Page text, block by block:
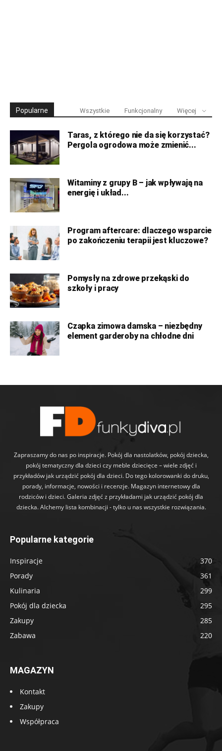
Popularne Wszystkie Funkcjonalny Więcej
Taras, z którego nie da się korzystać?
Pergola ogrodowa może zmienić...
Witaminy z grupy B – jak wpływają na
energię i układ...
Program aftercare: dlaczego wsparcie
po zakończeniu terapii jest kluczowe?
Pomysły na zdrowe przekąski do
szkoły i pracy
Czapka zimowa damska – niezbędny
element garderoby na chłodne dni
Zapraszamy do nas po inspiracje. Pokój dla nastolatków, pokój dziecka,
pokój tematyczny dla dzieci czy meble dziecięce – wiele zdjęć i
przykładów jak urządzić pokój dla dzieci. Do tego kolorowanki do druku,
porady, informacje, nowości i recenzje. Magazyn internetowy dla
rodziców i dzieci. Galeria zdjęć z przykładami jak urządzić pokój dla
dziecka. Alchemy lista kombinacji - tylko u nas wszystkie rozwiązania.
Popularne kategorie
Inspiracje
370
Porady
361
Kulinaria
299
Pokój dla dziecka
295
Zakupy
285
Zabawa
220
MAGAZYN
Kontakt
Zakupy
Współpraca